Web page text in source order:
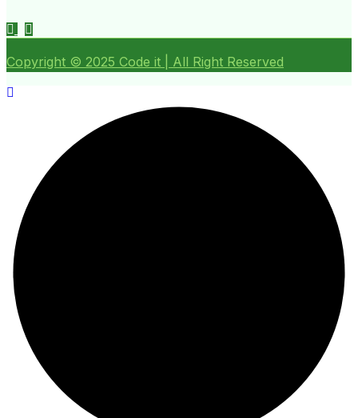
Copyright © 2025 Code it | All Right Reserved